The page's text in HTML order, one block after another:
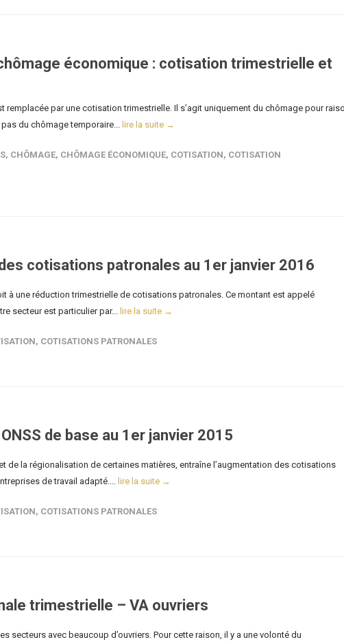
économique : cotisation trimestrielle et
remplacée par une cotisation trimestrielle. Il s’agit uniquement du chômage pour
du chômage temporaire... lire la suite →
, CHÔMAGE, CHÔMAGE ÉCONOMIQUE, COTISATION, COTISATION
cotisations patronales au 1er janvier 2016
à une réduction trimestrielle de cotisations patronales. Ce montant est appelé
secteur est particulier par... lire la suite →
, COTISATIONS PATRONALES
de base au 1er janvier 2015
de la régionalisation de certaines matières, entraîne l’augmentation des cotisations
de travail adapté.... lire la suite →
, COTISATIONS PATRONALES
trimestrielle – VA ouvriers
secteurs avec beaucoup d’ouvriers. Pour cette raison, il y a une volonté du